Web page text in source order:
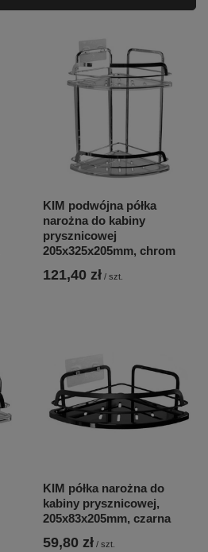
KIM podwójna półka
narożna do kabiny
prysznicowej
205x325x205mm, chrom
121,40 zł / szt.
KIM półka narożna do
kabiny prysznicowej,
205x83x205mm, czarna
59,80 zł / szt.